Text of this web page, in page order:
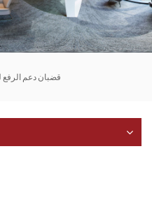
قضبان دعم الرفع